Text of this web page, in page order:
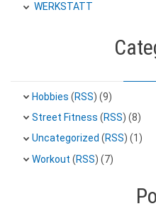
WERKSTATT
Hobbies (RSS) (9)
Street Fitness (RSS) (8)
Uncategorized (RSS) (1)
Workout (RSS) (7)